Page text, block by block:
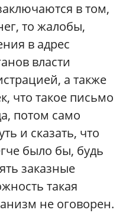
в том,
то жалобы,
в адрес
власти
а также
что такое письмо
потом само
и сказать, что
было бы, будь
заказные
такая
не оговорен.